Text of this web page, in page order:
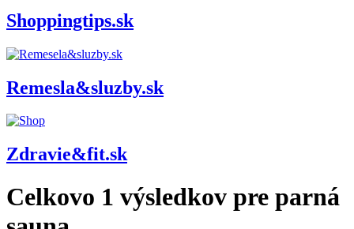
Shoppingtips.sk
Remesla&sluzby.sk
Zdravie&fit.sk
Celkovo 1 výsledkov pre parná